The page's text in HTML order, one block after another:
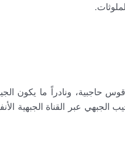
ونادراً ما يكون
الجبهي عبر القناة الجبهية